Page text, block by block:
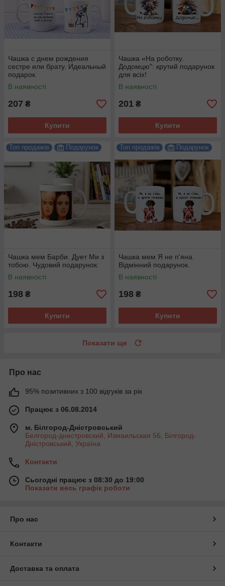
Чашка с днем рождения
сестре или брату. Идеальный
подарок.
В наявності
207 ₴
Купити
Чашка «На роботку.
Додомцю": крутий подарунок
для всіх!
В наявності
201 ₴
Купити
Топ продажів Подарунок
Чашка мем Барби. Дует Ми з
тобою. Чудовий подарунок.
В наявності
198 ₴
Купити
Топ продажів Подарунок
Чашка мем Я не п'яна.
Відмінний подарунок.
В наявності
198 ₴
Купити
Показати ще
Про нас
95% позитивних з 100 відгуків за рік
Працює з 06.08.2014
м. Білгород-Дністровський
Белгород-днестровский, Измаильская 56, Білгород-
Дністровський, Україна
Контакти
Сьогодні працює з 08:30 до 19:00
Показати весь графік роботи
Про нас
Контакти
Доставка та оплата